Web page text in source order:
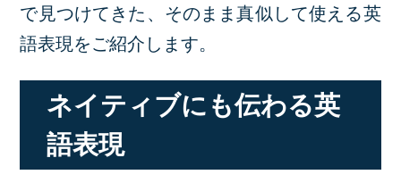
で見つけてきた、そのまま真似して使える英
語表現をご紹介します。
ネイティブにも伝わる英
語表現